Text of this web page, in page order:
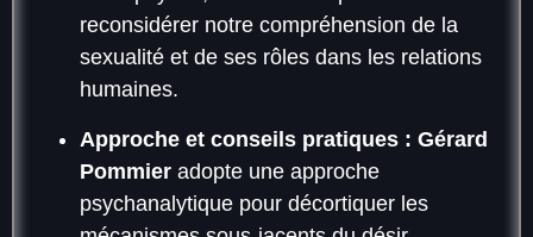
reconsidérer notre compréhension de la
sexualité et de ses rôles dans les relations
humaines.
Approche et conseils pratiques : Gérard
Pommier adopte une approche
psychanalytique pour décortiquer les